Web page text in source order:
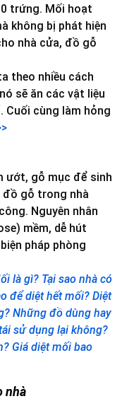
trứng. Mối hoạt
không bị phát hiện
nhà cửa, đồ gỗ
theo nhiều cách
sẽ ăn các vật liệu
Cuối cùng làm hỏng
ướt, gỗ mục để sinh
đồ gỗ trong nhà
Nguyên nhân
mềm, dễ hút
pháp phòng
là gì? Tại sao nhà có
để diệt hết mối? Diệt
Những đồ dùng hay
sử dụng lại không?
Giá diệt mối bao
nhà